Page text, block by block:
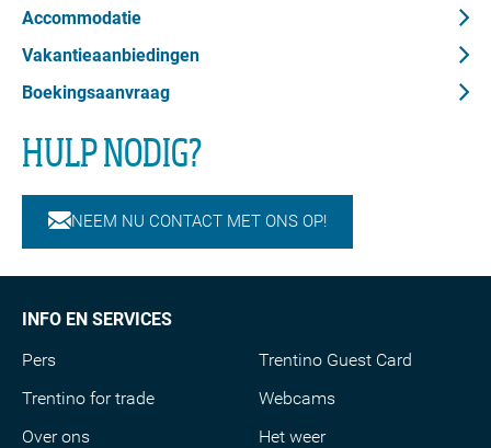
Accommodatie
Vakantieaanbiedingen
Boekingsaanvraag
HULP NODIG?
NEEM NU CONTACT MET ONS OP!
INFO EN SERVICES
Pers
Trentino for trade
Over ons
Trentino Guest Card
Webcams
Het weer